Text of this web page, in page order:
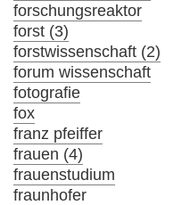
forschungsreaktor
forst (3)
forstwissenschaft (2)
forum wissenschaft
fotografie
fox
franz pfeiffer
frauen (4)
frauenstudium
fraunhofer